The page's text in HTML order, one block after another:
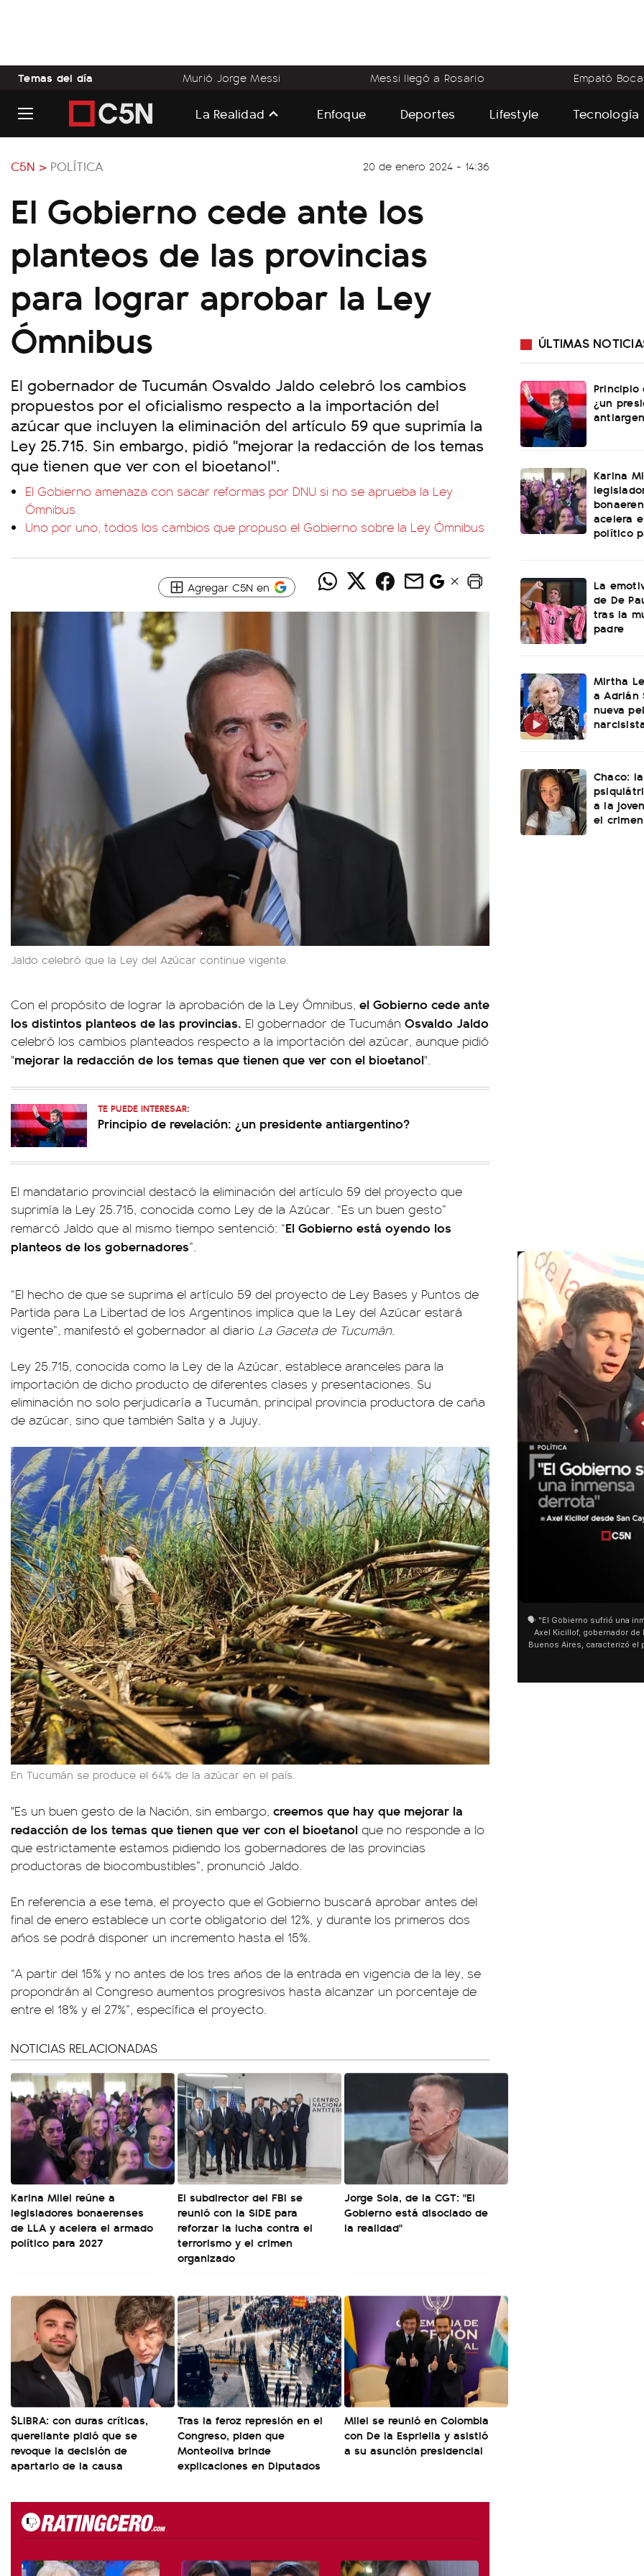
Temas del día Murió Jorge Messi Messi llegó a Rosario Empató Boca
La Realidad Enfoque Deportes Lifestyle Tecnología
C5N > POLÍTICA 20 de enero 2024 - 14:36
El Gobierno cede ante los
planteos de las provincias
para lograr aprobar la Ley
Ómnibus
El gobernador de Tucumán Osvaldo Jaldo celebró los cambios
propuestos por el oficialismo respecto a la importación del
azúcar que incluyen la eliminación del artículo 59 que suprimía la
Ley 25.715. Sin embargo, pidió "mejorar la redacción de los temas
que tienen que ver con el bioetanol".
El Gobierno amenaza con sacar reformas por DNU si no se aprueba la Ley
Ómnibus
Uno por uno, todos los cambios que propuso el Gobierno sobre la Ley Ómnibus
Agregar C5N en
Jaldo celebró que la Ley del Azúcar continue vigente.
Con el propósito de lograr la aprobación de la Ley Ómnibus, el Gobierno cede ante
los distintos planteos de las provincias. El gobernador de Tucumán Osvaldo Jaldo
celebró los cambios planteados respecto a la importación del azúcar, aunque pidió
"mejorar la redacción de los temas que tienen que ver con el bioetanol".
TE PUEDE INTERESAR:
Principio de revelación: ¿un presidente antiargentino?
El mandatario provincial destacó la eliminación del artículo 59 del proyecto que
suprimía la Ley 25.715, conocida como Ley de la Azúcar. “Es un buen gesto”
remarcó Jaldo que al mismo tiempo sentenció: “El Gobierno está oyendo los
planteos de los gobernadores”.
“El hecho de que se suprima el artículo 59 del proyecto de Ley Bases y Puntos de
Partida para La Libertad de los Argentinos implica que la Ley del Azúcar estará
vigente”, manifestó el gobernador al diario La Gaceta de Tucumán.
Ley 25.715, conocida como la Ley de la Azúcar, establece aranceles para la
importación de dicho producto de diferentes clases y presentaciones. Su
eliminación no solo perjudicaría a Tucumán, principal provincia productora de caña
de azúcar, sino que también Salta y a Jujuy.
En Tucumán se produce el 64% de la azúcar en el país.
"Es un buen gesto de la Nación, sin embargo, creemos que hay que mejorar la
redacción de los temas que tienen que ver con el bioetanol que no responde a lo
que estrictamente estamos pidiendo los gobernadores de las provincias
productoras de biocombustibles”, pronunció Jaldo.
En referencia a ese tema, el proyecto que el Gobierno buscará aprobar antes del
final de enero establece un corte obligatorio del 12%, y durante los primeros dos
años se podrá disponer un incremento hasta el 15%.
“A partir del 15% y no antes de los tres años de la entrada en vigencia de la ley, se
propondrán al Congreso aumentos progresivos hasta alcanzar un porcentaje de
entre el 18% y el 27%”, específica el proyecto.
NOTICIAS RELACIONADAS
Karina Milei reúne a
legisladores bonaerenses
de LLA y acelera el armado
político para 2027
El subdirector del FBI se
reunió con la SIDE para
reforzar la lucha contra el
terrorismo y el crimen
organizado
Jorge Sola, de la CGT: "El
Gobierno está disociado de
la realidad"
$LIBRA: con duras críticas,
querellante pidió que se
revoque la decisión de
apartarlo de la causa
Tras la feroz represión en el
Congreso, piden que
Monteoliva brinde
explicaciones en Diputados
Milei se reunió en Colombia
con De la Espriella y asistió
a su asunción presidencial
ÚLTIMAS
Principio
¿un
Karina
acelera
político
La
de De
tras la
padre
Mirtha
a Adrián
nueva
Chaco:
a la
el
01:05
🗣️ "El Gobierno sufrió una inmensa derrota" 🎙️
Axel Kicillof, gobernador de la Provincia de
Buenos Aires, caracterizó el proyecto de Ley
de Inviolabilidad de la Propiedad Privada
como "una lista sábana con temas nefastos"
y destacó "la movilización popular". 📌 La
declaración fue desde el santuario de San
Cayetano, donde también advirtió que "la
sociedad no solo sufre porque no llega sino
que también está endeudada".
San Cayetano: Jorge García
miles de peregrinos en
de Buenos Aires destacó la
agua y soportó las bajas
últimos días: "Son dificultades